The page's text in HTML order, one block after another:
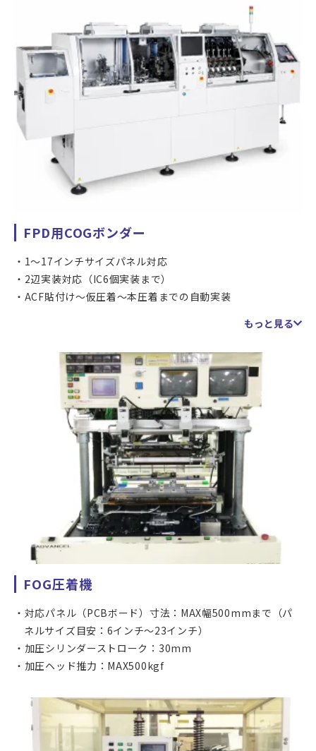
装置サイクルタイム：15秒/１FPC
ウェット洗浄/プラズマ洗浄機能付き
FPD用COGボンダー
1〜17インチサイズパネル対応
2辺実装対応（IC6個実装まで）
ACF貼付け〜仮圧着〜本圧着までの自動実装
もっと見る
FOG圧着機
対応パネル（PCBボード）寸法：MAX幅500mmまで（パ
ネルサイズ目安：6インチ～23インチ）
加圧シリンダーストローク：30mm
加圧ヘッド推力：MAX500kgf